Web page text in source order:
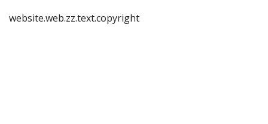
website.web.zz.text.copyright